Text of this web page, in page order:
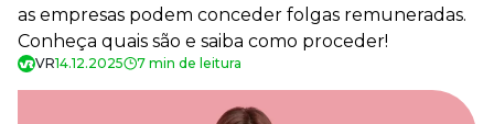
Para o Trabalhador
Tudo para facilitar a rotina
VR na Imprensa
as empresas podem conceder folgas remuneradas.
Conheça quais são e saiba como proceder!
VR14.12.2025 7 min de leitura